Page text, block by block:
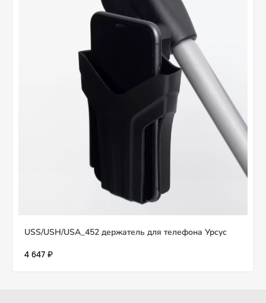
USS/USH/USA_452 держатель для телефона Урсус
4 647 ₽